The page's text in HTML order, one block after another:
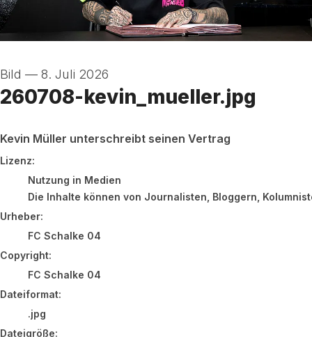
Bild — 8. Juli 2026
260708-kevin_mueller.jpg
Kevin Müller unterschreibt seinen Vertrag
FC Schalke 04
Lizenz:
Nutzung in Medien
Die Inhalte können von Journalisten, Bloggern,
Urheber:
FC Schalke 04
Copyright:
FC Schalke 04
Dateiformat:
.jpg
Dateigröße: